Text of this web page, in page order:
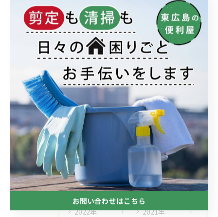
アーカイブ Archive
2026年 2025年
11月 (1)
07月 (1)
06月 (1)
03月 (1)
02月 (2)
01月 (1)
2022年
2021年
お問い合わせはこちら